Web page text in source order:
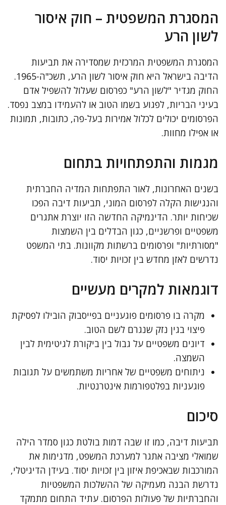
המסגרת המשפטית – חוק איסור
לשון הרע
המסגרת המשפטית המרכזית שמסדירה את תביעות
הדיבה בישראל היא חוק איסור לשון הרע, תשכ"ה-1965.
החוק מגדיר "לשון הרע" כפרסום שעלול להשפיל אדם
בעיני הבריות, לפגוע בשמו הטוב או להעמידו במצב נפסד.
הפרסומים יכולים לכלול אמירות בעל-פה, כתובות, תמונות
או אפילו מחוות.
מגמות והתפתחויות בתחום
בשנים האחרונות, לאור התפתחות המדיה החברתית
והנגישות הקלה לפרסום המוני, תביעות דיבה הפכו
שכיחות יותר. הדינמיקה החדשה הזו יוצרת אתגרים
משפטיים ופרשניים, כגון הבדלים בין השמצות
"מסורתיות" ופרסומים ברשתות מקוונות. בתי המשפט
נדרשים לאזן מחדש בין זכויות יסוד.
דוגמאות למקרים מעשיים
מקרה בו פרסומים פוגעניים בפייסבוק הובילו לפסיקת
פיצוי בגין נזק שנגרם לשם הטוב.
דיונים משפטיים על גבול בין ביקורת לגיטימית לבין
השמצה.
ניתוחים משפטיים של אחריות משתמשים על תגובות
פוגעניות בפלטפורמות אינטרנטיות.
סיכום
תביעות דיבה, כמו זו שבה דמות בולטת כגון סמדר הילה
שמואלי מציבה אתגר למערכת המשפט, מדגימות את
המורכבות שבאכיפת איזון בין זכויות יסוד. בעידן הדיגיטלי,
נדרשת הבנה מעמיקה של ההשלכות המשפטיות
והחברתיות של פעולות הפרסום. עתיד התחום מתמקד